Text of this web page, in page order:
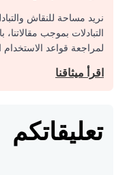
نريد مساحة للنقاش
التبادلات بموجب
لمراجعة قواعد الاستخدام
اقرأ ميثاقنا
تعليقاتكم